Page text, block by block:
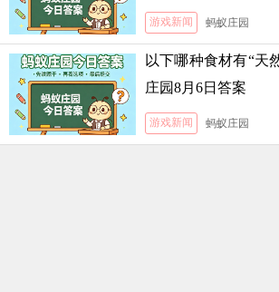
月5日答案
游戏新闻 蚂蚁庄园
以下哪种食材有“天
庄园8月6日答案
游戏新闻 蚂蚁庄园